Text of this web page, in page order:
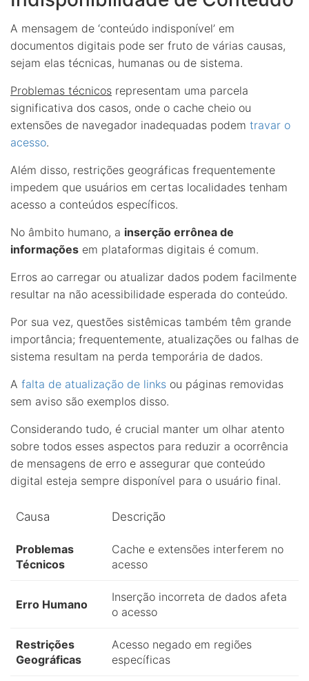
A mensagem de ‘conteúdo indisponível’ em
documentos digitais pode ser fruto de várias causas,
sejam elas técnicas, humanas ou de sistema.
Problemas técnicos representam uma parcela
significativa dos casos, onde o cache cheio ou
extensões de navegador inadequadas podem travar o
acesso.
Além disso, restrições geográficas frequentemente
impedem que usuários em certas localidades tenham
acesso a conteúdos específicos.
No âmbito humano, a inserção errônea de
informações em plataformas digitais é comum.
Erros ao carregar ou atualizar dados podem facilmente
resultar na não acessibilidade esperada do conteúdo.
Por sua vez, questões sistêmicas também têm grande
importância; frequentemente, atualizações ou falhas de
sistema resultam na perda temporária de dados.
A falta de atualização de links ou páginas removidas
sem aviso são exemplos disso.
Considerando tudo, é crucial manter um olhar atento
sobre todos esses aspectos para reduzir a ocorrência
de mensagens de erro e assegurar que conteúdo
digital esteja sempre disponível para o usuário final.
Causa Descrição
Problemas
Técnicos
Cache e extensões interferem no
acesso
Erro Humano
Inserção incorreta de dados afeta
o acesso
Restrições
Geográficas
Acesso negado em regiões
específicas